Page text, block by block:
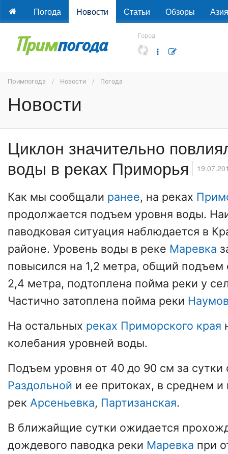
Погода Новости Статьи Обзоры Азия
Город
Примпогода Новости Погода
Новости
Циклон значительно
воды в реках Приморья
Как мы сообщали ранее, на реках
продолжается подъем уровня воды.
паводковая ситуация наблюдается в
районе. Уровень воды в реке Маревка
повысился на 1,2 метра, общий подъем
2,4 метра, подтоплена пойма реки у
Частично затоплена пойма реки
На остальных реках Приморского края
колебания уровней воды.
Подъем уровня от 40 до 90 см за сутки
Раздольной и ее притоках, в среднем
рек Арсеньевка, Партизанская.
В ближайщие сутки ожидается
дождевого паводка реки Маревка при